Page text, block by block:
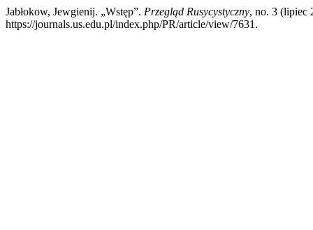
Jabłokow, Jewgienij. „Wstęp”. Przegląd Rusycystyczny, no. 3 (lipiec
https://journals.us.edu.pl/index.php/PR/article/view/7631.